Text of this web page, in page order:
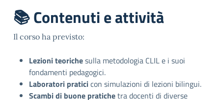
📚 Contenuti e attività
Il corso ha previsto:
Lezioni teorichesulla metodologia CLIL e i suoi
fondamenti pedagogici.
Laboratori praticicon simulazioni di lezioni bilingui.
Scambi di buone pratichetra docenti di diverse